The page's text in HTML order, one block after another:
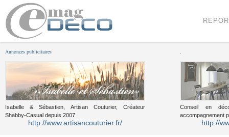
Annonces publicitaires
Isabelle & Sébastien, Artisan Couturier, Créateur
Shabby-Casual depuis 2007
http://www.artisancouturier.fr/
Conseil en
accompagnement
http://